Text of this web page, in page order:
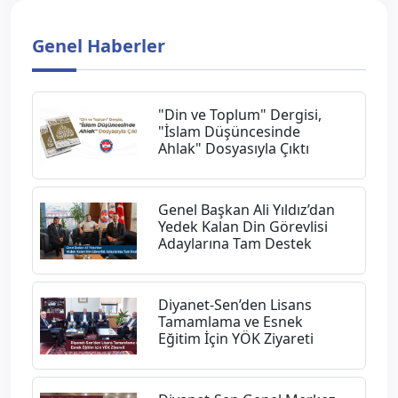
Genel Haberler
"Din ve Toplum" Dergisi,
"İslam Düşüncesinde
Ahlak" Dosyasıyla Çıktı
Genel Başkan Ali Yıldız’dan
Yedek Kalan Din Görevlisi
Adaylarına Tam Destek
Diyanet-Sen’den Lisans
Tamamlama ve Esnek
Eğitim İçin YÖK Ziyareti